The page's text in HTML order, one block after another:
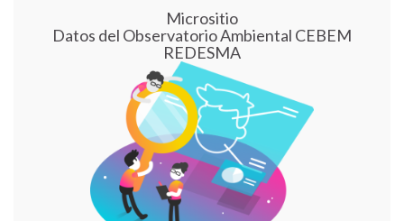
Micrositio
Datos del Observatorio Ambiental CEBEM
REDESMA